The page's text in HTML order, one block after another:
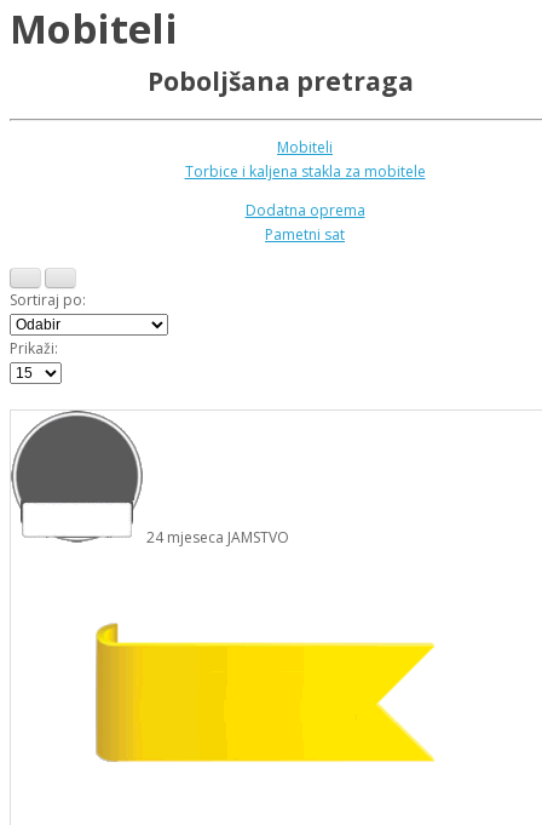
Mobiteli
Poboljšana pretraga
Mobiteli
Torbice i kaljena stakla za mobitele
Dodatna oprema
Pametni sat
Sortiraj po:
Prikaži:
24 mjeseca JAMSTVO